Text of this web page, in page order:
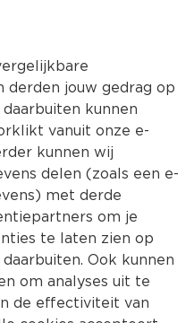
Kies jouw
Producten
derden jouw gedrag op
kunnen
vanuit onze e-
kunnen wij
delen (zoals een e-
met derde
om je
te laten zien op
Ook kunnen
om analyses uit te
de effectiviteit van